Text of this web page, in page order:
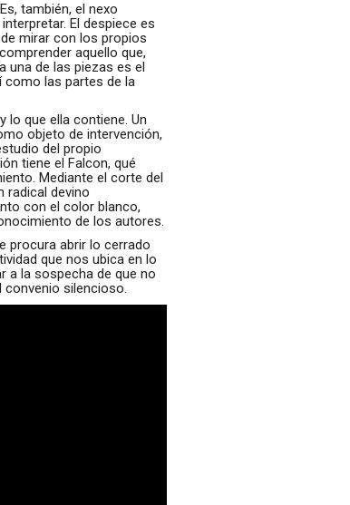
también, el nexo
El despiece es
mirar con los propios
aquello que,
una de las piezas es el
como las partes de la
lo que ella contiene. Un
objeto de intervención,
del propio
tiene el Falcon, qué
Mediante el corte del
radical devino
con el color blanco,
de los autores.
procura abrir lo cerrado
que nos ubica en lo
a la sospecha de que no
silencioso.